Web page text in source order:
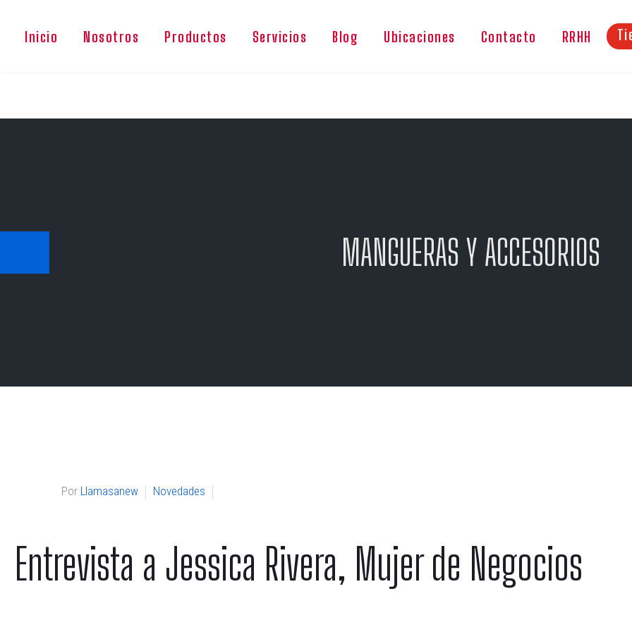
Inicio Nosotros Productos Servicios Blog Ubicaciones Contacto RRHH
MANGUERAS Y ACCESORIOS
Por Llamasanew Novedades
Entrevista a Jessica Rivera, Mujer de Negocios